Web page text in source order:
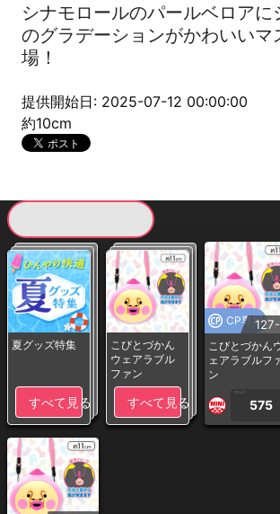
シナモロールのパールベロアに
のグラデーションがかわいいマ
場！
提供開始日: 2025-07-12 00:00:00
約10cm
夏グッズ特集
すべて見る
こびとづかん
ウェアラブル
ファン
すべて見る
CP専用
こびとづかん
ェアラブルフ
ン
1PLAY
575